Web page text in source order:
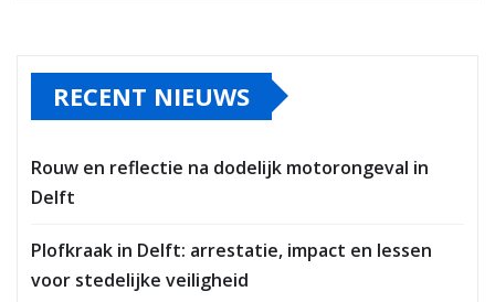
RECENT NIEUWS
Rouw en reflectie na dodelijk motorongeval in
Delft
Plofkraak in Delft: arrestatie, impact en lessen
voor stedelijke veiligheid